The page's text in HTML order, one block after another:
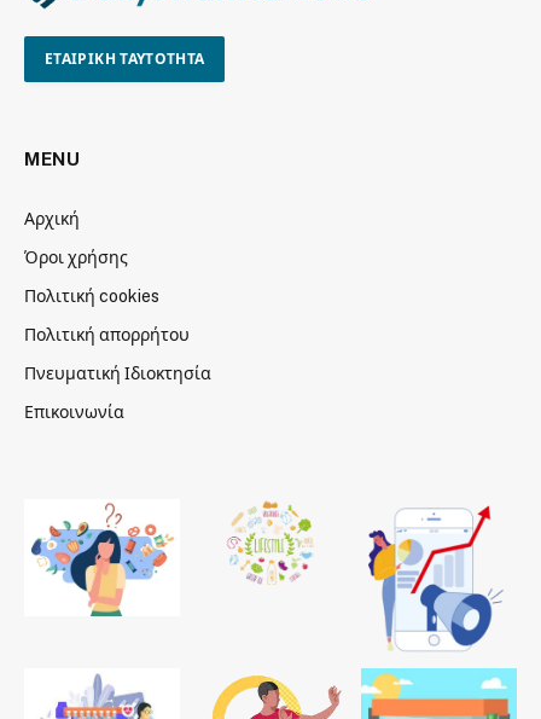
ΕΤΑΙΡΙΚΗ ΤΑΥΤΟΤΗΤΑ
MENU
Αρχική
Όροι χρήσης
Πολιτική cookies
Πολιτική απορρήτου
Πνευματική Ιδιοκτησία
Επικοινωνία